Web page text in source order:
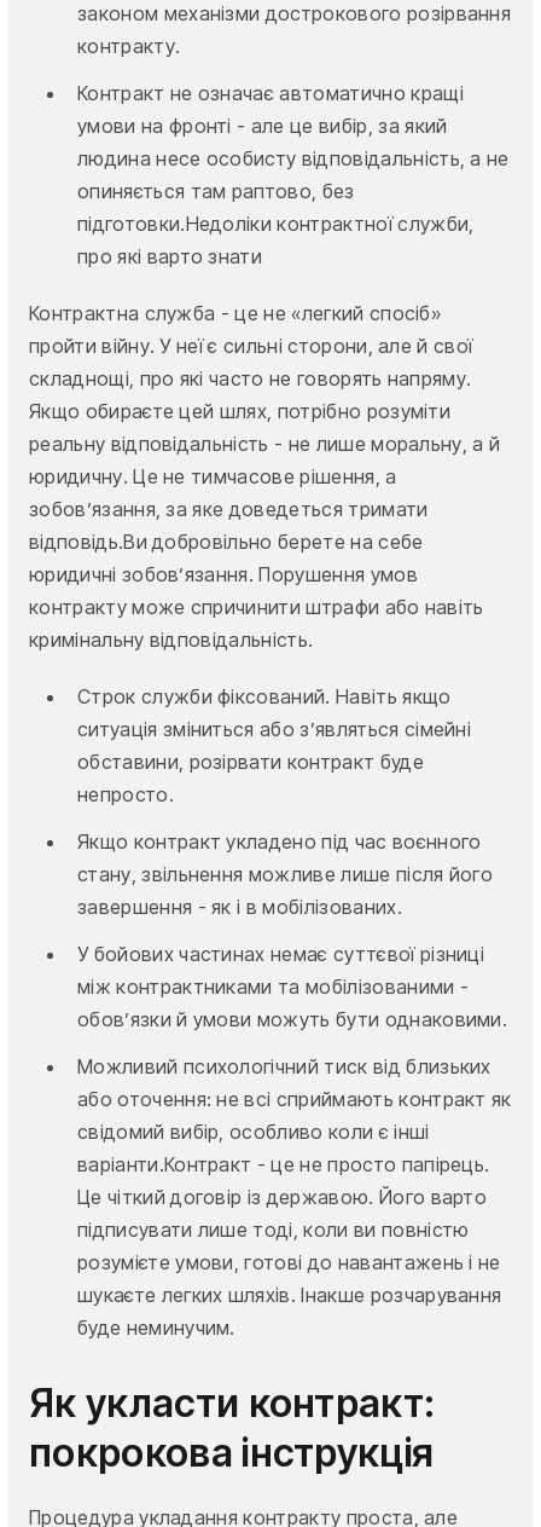
законом механізми дострокового розірвання
контракту.
Контракт не означає автоматично кращі
умови на фронті - але це вибір, за який
людина несе особисту відповідальність, а не
опиняється там раптово, без
підготовки.Недоліки контрактної служби,
про які варто знати
Контрактна служба - це не «легкий спосіб»
пройти війну. У неї є сильні сторони, але й свої
складнощі, про які часто не говорять напряму.
Якщо обираєте цей шлях, потрібно розуміти
реальну відповідальність - не лише моральну, а й
юридичну. Це не тимчасове рішення, а
зобов’язання, за яке доведеться тримати
відповідь.Ви добровільно берете на себе
юридичні зобов’язання. Порушення умов
контракту може спричинити штрафи або навіть
кримінальну відповідальність.
Строк служби фіксований. Навіть якщо
ситуація зміниться або з’являться сімейні
обставини, розірвати контракт буде
непросто.
Якщо контракт укладено під час воєнного
стану, звільнення можливе лише після його
завершення - як і в мобілізованих.
У бойових частинах немає суттєвої різниці
між контрактниками та мобілізованими -
обов’язки й умови можуть бути однаковими.
Можливий психологічний тиск від близьких
або оточення: не всі сприймають контракт як
свідомий вибір, особливо коли є інші
варіанти.Контракт - це не просто папірець.
Це чіткий договір із державою. Його варто
підписувати лише тоді, коли ви повністю
розумієте умови, готові до навантажень і не
шукаєте легких шляхів. Інакше розчарування
буде неминучим.
Як укласти контракт:
покрокова інструкція
Процедура укладання контракту проста, але